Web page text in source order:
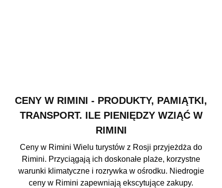
CENY W RIMINI - PRODUKTY, PAMIĄTKI,
TRANSPORT. ILE PIENIĘDZY WZIĄĆ W
RIMINI
Ceny w Rimini Wielu turystów z Rosji przyjeżdża do
Rimini. Przyciągają ich doskonałe plaże, korzystne
warunki klimatyczne i rozrywka w ośrodku. Niedrogie
ceny w Rimini zapewniają ekscytujące zakupy.